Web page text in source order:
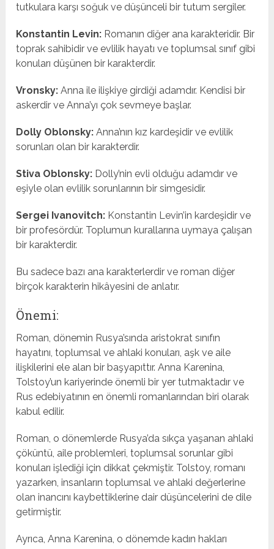
tutkulara karşı soğuk ve düşünceli bir tutum sergiler.
Konstantin Levin: Romanın diğer ana karakteridir. Bir
toprak sahibidir ve evlilik hayatı ve toplumsal sınıf gibi
konuları düşünen bir karakterdir.
Vronsky: Anna ile ilişkiye girdiği adamdır. Kendisi bir
askerdir ve Anna’yı çok sevmeye başlar.
Dolly Oblonsky: Anna’nın kız kardeşidir ve evlilik
sorunları olan bir karakterdir.
Stiva Oblonsky: Dolly’nin evli olduğu adamdır ve
eşiyle olan evlilik sorunlarının bir simgesidir.
Sergei Ivanovitch: Konstantin Levin’in kardeşidir ve
bir profesördür. Toplumun kurallarına uymaya çalışan
bir karakterdir.
Bu sadece bazı ana karakterlerdir ve roman diğer
birçok karakterin hikâyesini de anlatır.
Önemi:
Roman, dönemin Rusya’sında aristokrat sınıfın
hayatını, toplumsal ve ahlaki konuları, aşk ve aile
ilişkilerini ele alan bir başyapıttır. Anna Karenina,
Tolstoy’un kariyerinde önemli bir yer tutmaktadır ve
Rus edebiyatının en önemli romanlarından biri olarak
kabul edilir.
Roman, o dönemlerde Rusya’da sıkça yaşanan ahlaki
çöküntü, aile problemleri, toplumsal sorunlar gibi
konuları işlediği için dikkat çekmiştir. Tolstoy, romanı
yazarken, insanların toplumsal ve ahlaki değerlerine
olan inancını kaybettiklerine dair düşüncelerini de dile
getirmiştir.
Ayrıca, Anna Karenina, o dönemde kadın hakları